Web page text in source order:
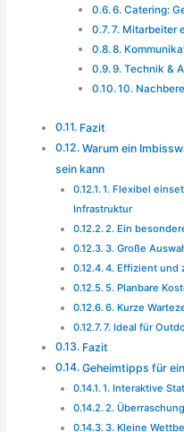
6. Catering:
7. Mitarbeiter
8.
9. Technik &
10.
Fazit
Warum ein
sein kann
1. Flexibel
Infrastruktur
2. Ein
3. Große
4. Effizient und
5. Planbare
6. Kurze
7. Ideal für
Fazit
Geheimtipps für
1. Interaktive
2.
3. Kleine